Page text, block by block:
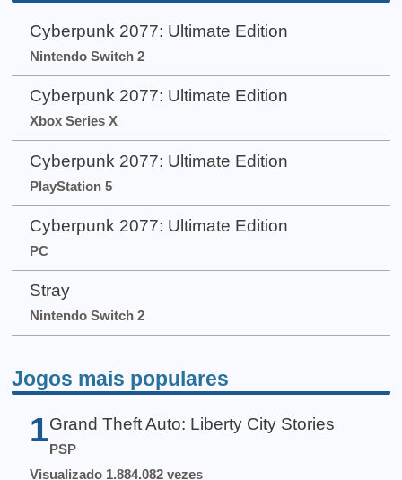
Cyberpunk 2077: Ultimate Edition
Nintendo Switch 2
Cyberpunk 2077: Ultimate Edition
Xbox Series X
Cyberpunk 2077: Ultimate Edition
PlayStation 5
Cyberpunk 2077: Ultimate Edition
PC
Stray
Nintendo Switch 2
Jogos mais populares
1 Grand Theft Auto: Liberty City Stories
PSP
Visualizado 1.884.082 vezes